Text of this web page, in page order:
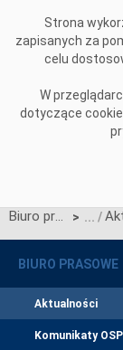
Strona
zapisanych za
celu
W
dotyczące
Biuro prasowe >
BIURO PRASOWE
Aktualności
Komunikaty OSP